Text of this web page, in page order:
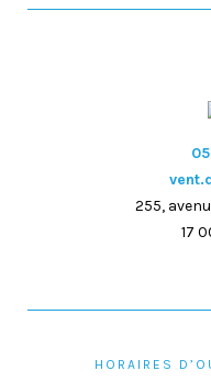
255,
17
HORAIRES